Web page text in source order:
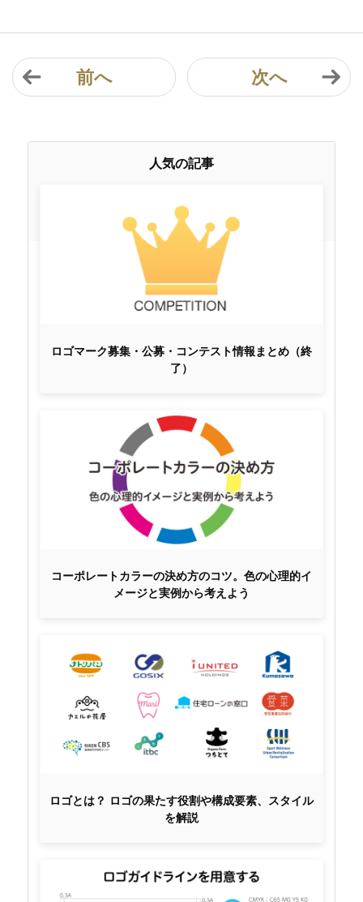
前へ 次へ
人気の記事
ロゴマーク募集・公募・コンテスト情報まとめ（終
了）
コーポレートカラーの決め方のコツ。色の心理的イ
メージと実例から考えよう
ロゴとは？ ロゴの果たす役割や構成要素、スタイル
を解説